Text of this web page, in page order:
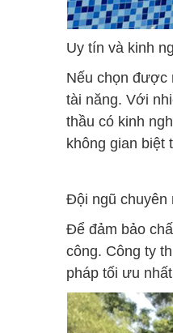
Uy tín và kinh
Nếu chọn được
tài năng. Với
thầu có kinh
không gian biệt
Đội ngũ chuyên
Để đảm bảo
công. Công ty
pháp tối ưu